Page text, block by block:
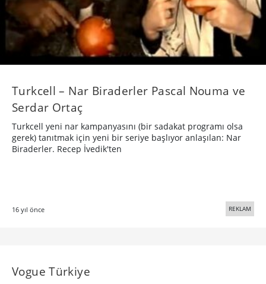
Turkcell – Nar Biraderler Pascal Nouma ve
Serdar Ortaç
Turkcell yeni nar kampanyasını (bir sadakat programı olsa
gerek) tanıtmak için yeni bir seriye başlıyor anlaşılan: Nar
Biraderler. Recep İvedik'ten
16 yıl önce REKLAM
Vogue Türkiye